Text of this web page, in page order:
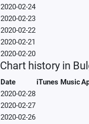
2020-02-24
2020-02-23
2020-02-22
2020-02-21
2020-02-20
Chart history in
Date iTunes Music
2020-02-28
2020-02-27
2020-02-26